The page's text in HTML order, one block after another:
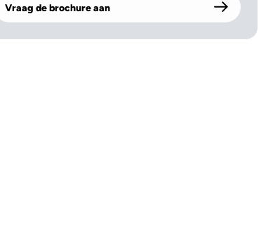
Vraag de brochure aan